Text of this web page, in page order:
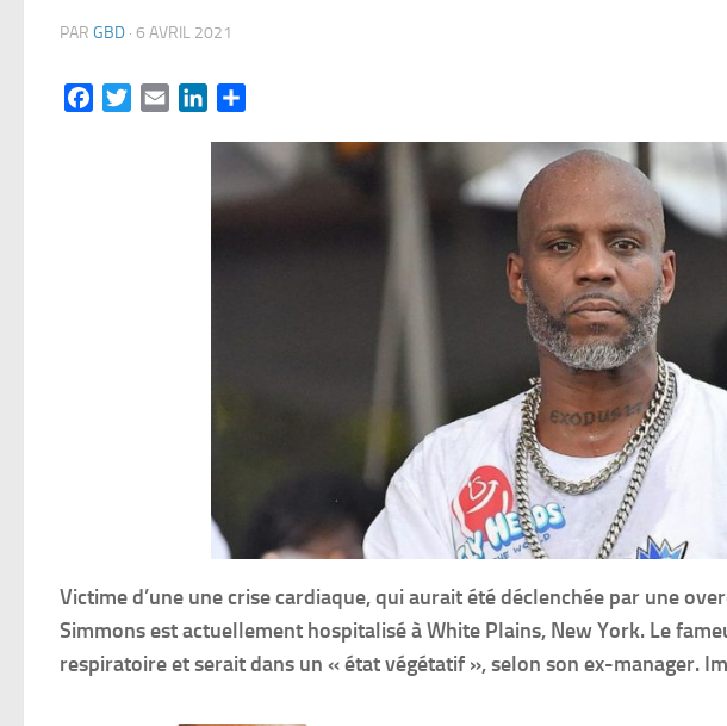
PAR GBD · 6 AVRIL 2021
FacebookTwitterEmail LinkedIn
Victime d’une une crise cardiaque, qui aurait été déclenchée par une
Simmons est actuellement hospitalisé à White Plains, New York. Le
respiratoire et serait dans un « état végétatif », selon son ex-manager.